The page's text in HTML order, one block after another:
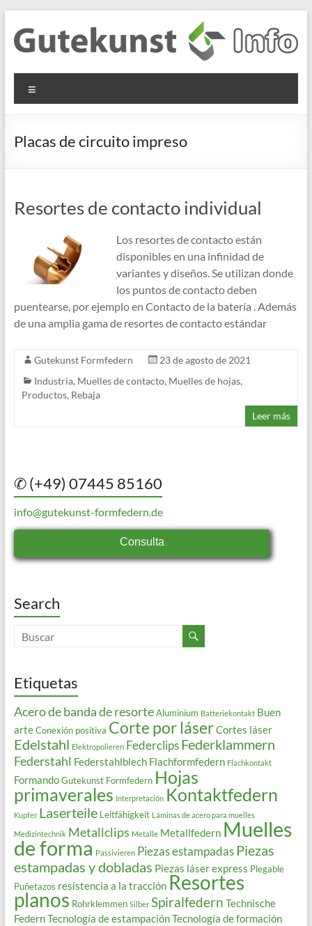
contenido
Gutekunst
Formfedern
GmbH
Informationen
Flachmaterial
Placas de circuito impreso
Resortes de contacto individual
Los resortes de contacto están
disponibles en una infinidad de
variantes y diseños. Se utilizan donde
los puntos de contacto deben
puentearse, por ejemplo en Contacto de la batería . Además
de una amplia gama de resortes de contacto estándar
Gutekunst Formfedern
23 de agosto de 2021
Industria, Muelles de contacto, Muelles de hojas,
Productos, Rebaja
Leer más
✆ (+49) 07445 85160
info@gutekunst-formfedern.de
Consulta
Search
Etiquetas
Acero de banda de resorte Aluminium Batteriekontakt Buen
arte Conexión positiva Corte por láserCortes láser
Edelstahl Elektropolieren Federclips Federklammern
Federstahl Federstahlblech Flachformfedern Flachkontakt
Formando Gutekunst Formfedern Hojas
primaverales Interpretación Kontaktfedern
Kupfer Laserteile Leitfähigkeit Láminas de acero para muelles
Medizintechnik Metallclips Metalle Metallfedern Muelles
de forma Passivieren Piezas estampadas Piezas
estampadas y dobladas Piezas láser express Plegable
Puñetazos resistencia a la tracción Resortes
planos Rohrklemmen Silber Spiralfedern Technische
FedernTecnología de estampaciónTecnología de formación